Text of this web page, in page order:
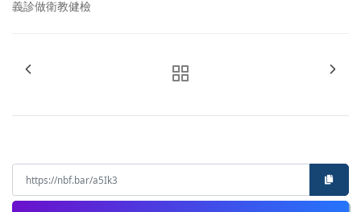
義診做衛教健檢